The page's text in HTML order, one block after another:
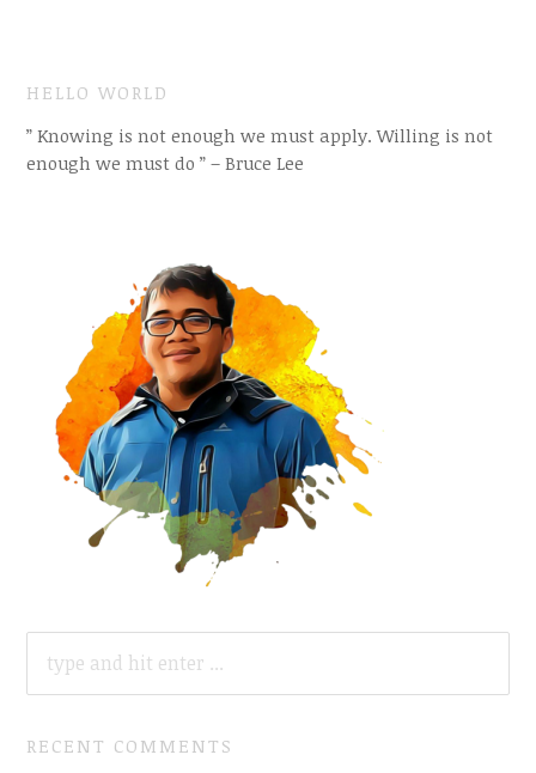
HELLO WORLD
” Knowing is not enough we must apply. Willing is not
enough we must do ” – Bruce Lee
FOR:
RECENT COMMENTS